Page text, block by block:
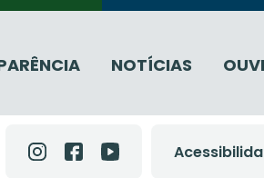
NOTÍCIAS